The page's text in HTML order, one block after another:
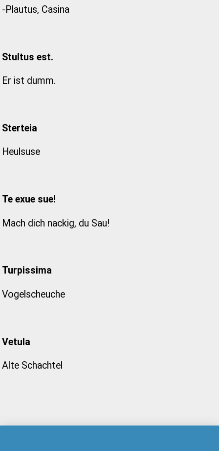
-Plautus, Casina
Stultus est.
Er ist dumm.
Sterteia
Heulsuse
Te exue sue!
Mach dich nackig, du Sau!
Turpissima
Vogelscheuche
Vetula
Alte Schachtel